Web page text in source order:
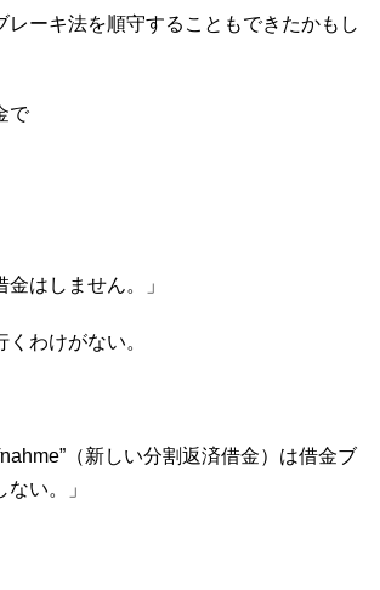
レーキ法を順守することもできたかもし
で
金はしません。」
わけがない。
（新しい分割返済借金）は借金ブ
い。」